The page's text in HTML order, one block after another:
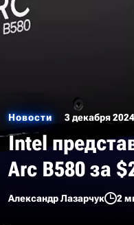
Новости 3 декабря 2024
Intel
Arc B580 за
Александр Лазарчук 2